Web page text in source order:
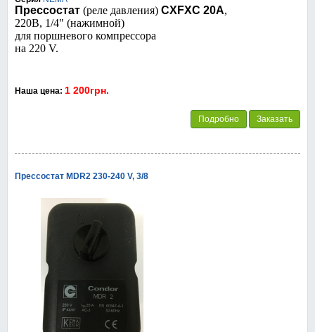
Прессостат (реле давления) CXFXC 20A,
220В, 1/4" (нажимной)
для поршневого компрессора
на 220 V.
Наша цена: 1 200грн.
Подробно Заказать
Прессостат MDR2 230-240 V, 3/8